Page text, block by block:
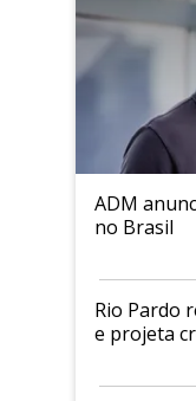
ADM
no Brasil
Rio Pardo
e projeta